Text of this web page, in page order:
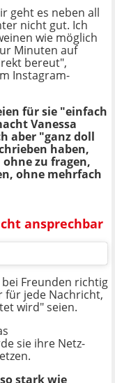
geht es neben all
nicht gut. Ich
wie möglich
Minuten auf
bereut",
Instagram-
für sie "einfach
Vanessa
aber "ganz doll
haben,
zu fragen,
ohne mehrfach
ansprechbar
Freunden richtig
für jede Nachricht,
wird" seien.
sie ihre Netz-
stark wie